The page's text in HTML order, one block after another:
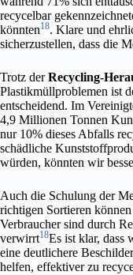
recycelbar
könnten18. Klare und
sicherzustellen, dass die
Trotz derRecycling-
Plastikmüllproblemen ist
entscheidend. Im
4,9 Millionen Tonnen
nur 10% dieses Abfalls
schädliche
würden, könnten wir
Auch die Schulung der
richtigen Sortieren
Verbraucher sind durch
verwirrt18Es ist klar, dass
eine deutlichere
helfen, effektiver zu